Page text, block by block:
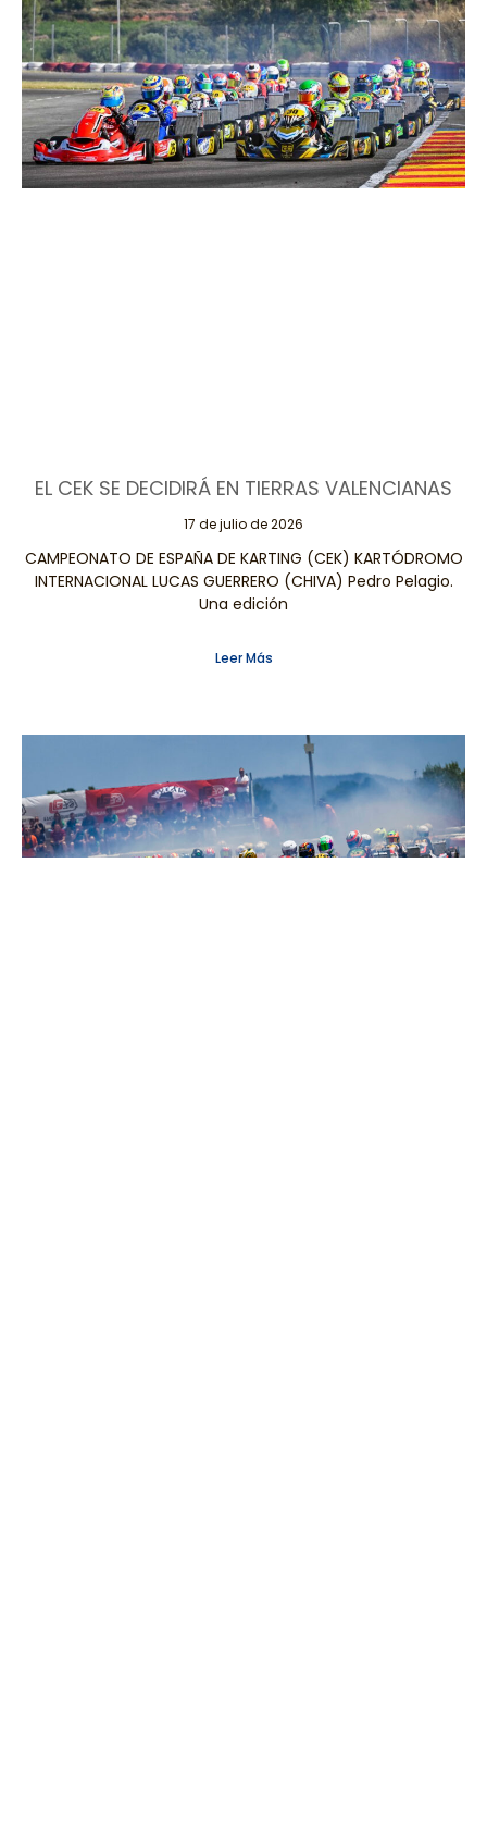
EL CEK SE DECIDIRÁ EN TIERRAS VALENCIANAS
17 de julio de 2026
CAMPEONATO DE ESPAÑA DE KARTING (CEK) KARTÓDROMO
INTERNACIONAL LUCAS GUERRERO (CHIVA) Pedro Pelagio.
Una edición
Leer Más